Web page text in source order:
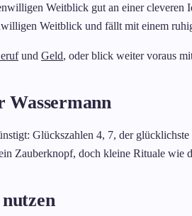
Weitblick gut an einer
Weitblick und fällt mit einem
und Geld, oder blick weiter voraus
Wassermann
Glückszahlen 4, 7, der
Zauberknopf, doch kleine Rituale wie